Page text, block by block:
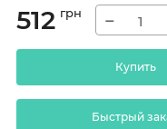
512 грн −
Купить
Быстрый